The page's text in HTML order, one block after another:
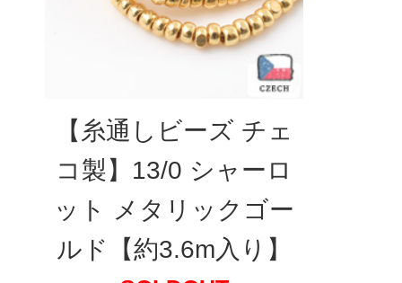
【糸通しビーズ チェ
コ製】13/0 シャーロ
ット メタリックゴー
ルド【約3.6m入り】